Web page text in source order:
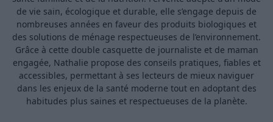
de vie sain, écologique et durable, elle s’engage depuis de
nombreuses années en faveur des produits biologiques et
des solutions de ménage respectueuses de l’environnement.
Grâce à cette double casquette de journaliste et de maman
engagée, Nathalie propose des conseils pratiques, fiables et
accessibles, permettant à ses lecteurs de mieux naviguer
dans les enjeux de la santé moderne tout en adoptant des
habitudes plus saines et respectueuses de la planète.